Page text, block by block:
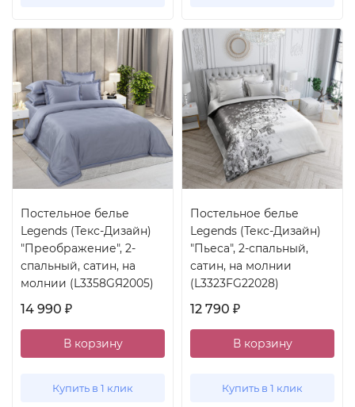
Постельное белье
Legends (Текс-Дизайн)
"Преображение", 2-
спальный, сатин, на
молнии (L3358GЯ2005)
14 990 ₽
В корзину
Купить в 1 клик
Постельное белье
Legends (Текс-Дизайн)
"Пьеса", 2-спальный,
сатин, на молнии
(L3323FG22028)
12 790 ₽
В корзину
Купить в 1 клик